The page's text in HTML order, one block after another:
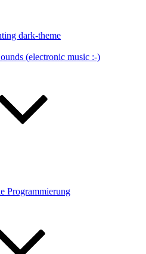
dark-theme
(electronic music :-)
Programmierung